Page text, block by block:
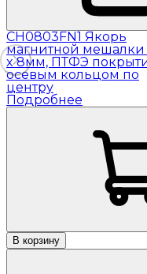
CH0803FN1 Якорь
магнитной мешалки
x 8мм, ПТФЭ
осевым кольцом по
центру
Подробнее
В корзину